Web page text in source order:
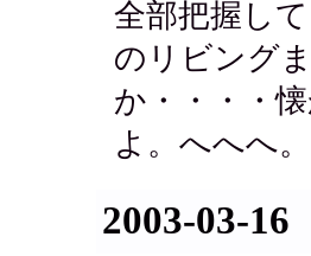
全部把握し
のリビング
か・・・・
よ。へへへ
2003-03-